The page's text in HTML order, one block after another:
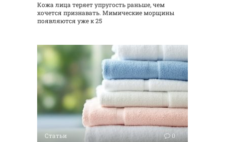
Кожа лица теряет упругость раньше, чем
хочется признавать. Мимические морщины
появляются уже к 25
Статьи 0